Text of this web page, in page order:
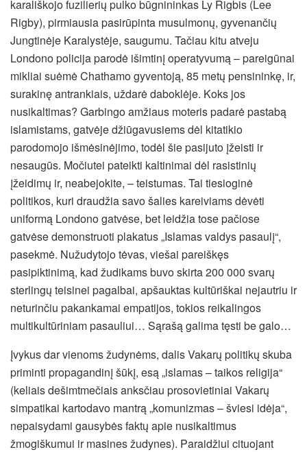
karališkojo fuzilierių pulko būgnininkas Ly Rigbis (Lee
Rigby), pirmiausia pasirūpinta musulmonų, gyvenančių
Jungtinėje Karalystėje, saugumu. Tačiau kitu atveju
Londono policija parodė išimtinį operatyvumą – pareigūnai
mikliai suėmė Chathamo gyventoją, 85 metų pensininkę, ir,
surakinę antrankiais, uždarė daboklėje. Koks jos
nusikaltimas? Garbingo amžiaus moteris padarė pastabą
islamistams, gatvėje džiūgavusiems dėl kitatikio
parodomojo išmėsinėjimo, todėl šie pasijuto įžeisti ir
nesaugūs. Močiutei pateikti kaltinimai dėl rasistinių
įžeidimų ir, neabejokite, – teistumas. Tai tiesioginė
politikos, kuri draudžia savo šalies kareiviams dėvėti
uniformą Londono gatvėse, bet leidžia tose pačiose
gatvėse demonstruoti plakatus „Islamas valdys pasaulį“,
pasekmė. Nužudytojo tėvas, viešai pareiškęs
pasipiktinimą, kad žudikams buvo skirta 200 000 svarų
sterlingų teisinei pagalbai, apšauktas kultūriškai nejautriu ir
neturinčiu pakankamai empatijos, tokios reikalingos
multikultūriniam pasauliui… Sąrašą galima tęsti be galo…
Įvykus dar vienoms žudynėms, dalis Vakarų politikų skuba
priminti propagandinį šūkį, esą „islamas – taikos religija“
(keliais dešimtmečiais anksčiau prosovietiniai Vakarų
simpatikai kartodavo mantrą „komunizmas – šviesi idėja“,
nepaisydami gausybės faktų apie nusikaltimus
žmogiškumui ir masines žudynes). Paraidžiui cituojant